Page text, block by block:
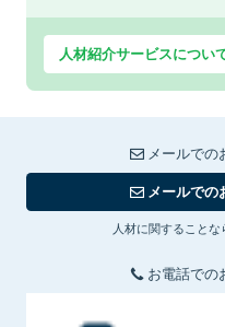
人材紹介サービスについ
メールでの
メールでの
人材に関することな
お電話での